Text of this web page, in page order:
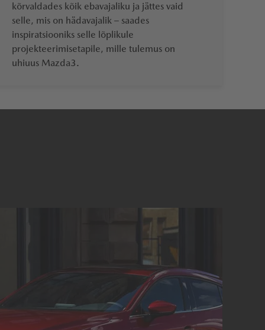
kõrvaldades kõik ebavajaliku ja jättes vaid
selle, mis on hädavajalik – saades
inspiratsiooniks selle lõplikule
projekteerimisetapile, mille tulemus on
uhiuus Mazda3.